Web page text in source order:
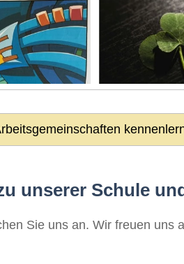
unserer Schule
Sie uns an. Wir freuen uns